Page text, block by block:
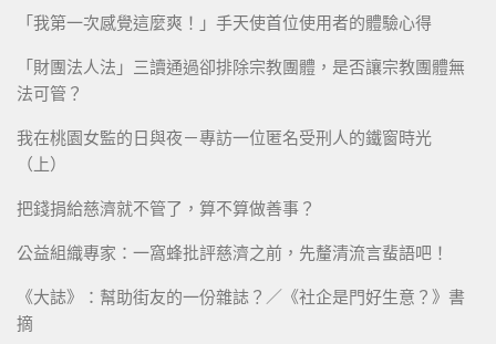
「我第一次感覺這麼爽！」手天使首位使用者的體驗心得
「財團法人法」三讀通過卻排除宗教團體，是否讓宗教團體無
法可管？
我在桃園女監的日與夜－專訪一位匿名受刑人的鐵窗時光
（上）
把錢捐給慈濟就不管了，算不算做善事？
公益組織專家：一窩蜂批評慈濟之前，先釐清流言蜚語吧！
《大誌》：幫助街友的一份雜誌？／《社企是門好生意？》書
摘